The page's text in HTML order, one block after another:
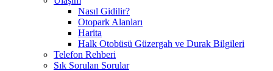
Nasıl Gidilir?
Otopark Alanları
Harita
Halk Otobüsü Güzergah ve Durak Bilgileri
Telefon Rehberi
Sık Sorulan Sorular